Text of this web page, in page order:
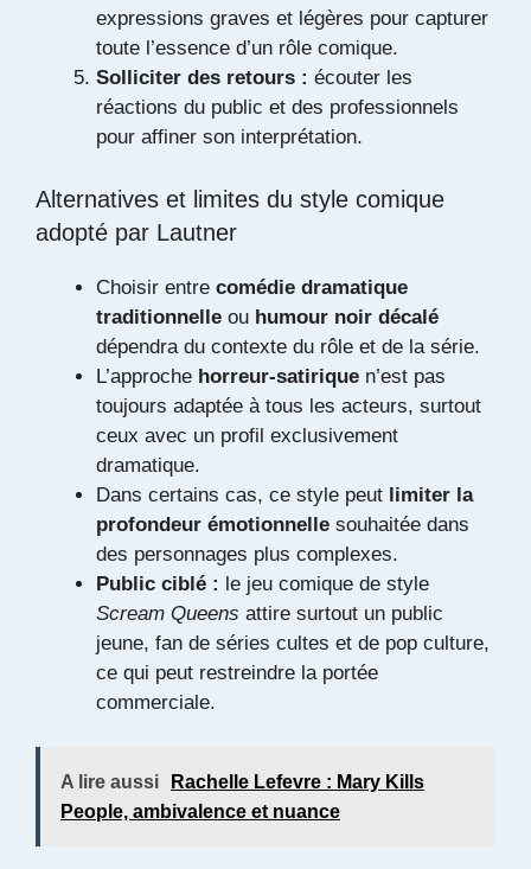
expressions graves et légères pour capturer
toute l’essence d’un rôle comique.
Solliciter des retours : écouter les
réactions du public et des professionnels
pour affiner son interprétation.
Alternatives et limites du style comique
adopté par Lautner
Choisir entre comédie dramatique
traditionnelle ou humour noir décalé
dépendra du contexte du rôle et de la série.
L’approche horreur-satirique n’est pas
toujours adaptée à tous les acteurs, surtout
ceux avec un profil exclusivement
dramatique.
Dans certains cas, ce style peut limiter la
profondeur émotionnelle souhaitée dans
des personnages plus complexes.
Public ciblé : le jeu comique de style
Scream Queens attire surtout un public
jeune, fan de séries cultes et de pop culture,
ce qui peut restreindre la portée
commerciale.
A lire aussi
Rachelle Lefevre : Mary Kills
People, ambivalence et nuance